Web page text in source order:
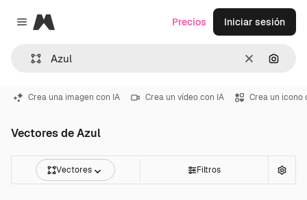
Close menu
Magnific
Borrar
Precios Iniciar sesión
Crea una imagen con IA Crea un vídeo con IA Crea un icono
Vectores de Azul
Vectores Filtros